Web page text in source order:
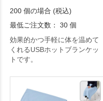
200 個の場合 (税込)
最低ご注文数： 30 個
効果的かつ手軽に体を温めて
くれるUSBホットブランケッ
トです。